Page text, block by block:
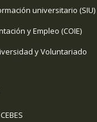
universitario (SIU)
y Empleo (COIE)
y Voluntariado